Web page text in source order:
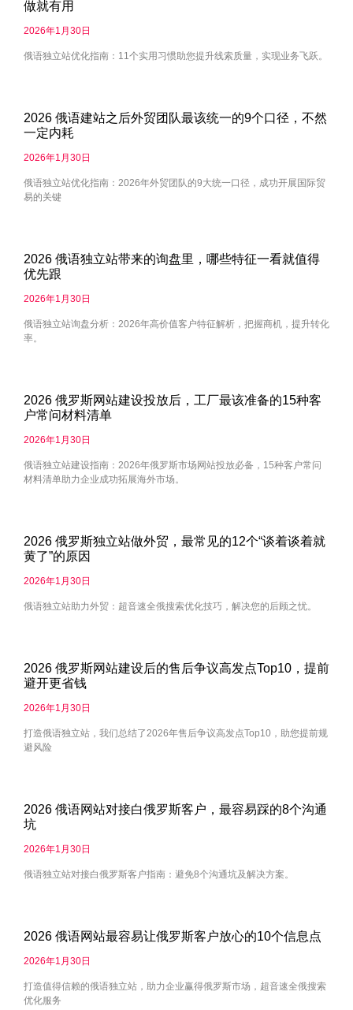
做就有用
2026年1月30日
俄语独立站优化指南：11个实用习惯助您提升线索质量，实现业务飞跃。
2026 俄语建站之后外贸团队最该统一的9个口径，不然
一定内耗
2026年1月30日
俄语独立站优化指南：2026年外贸团队的9大统一口径，成功开展国际贸
易的关键
2026 俄语独立站带来的询盘里，哪些特征一看就值得
优先跟
2026年1月30日
俄语独立站询盘分析：2026年高价值客户特征解析，把握商机，提升转化
率。
2026 俄罗斯网站建设投放后，工厂最该准备的15种客
户常问材料清单
2026年1月30日
俄语独立站建设指南：2026年俄罗斯市场网站投放必备，15种客户常问
材料清单助力企业成功拓展海外市场。
2026 俄罗斯独立站做外贸，最常见的12个“谈着谈着就
黄了”的原因
2026年1月30日
俄语独立站助力外贸：超音速全俄搜索优化技巧，解决您的后顾之忧。
2026 俄罗斯网站建设后的售后争议高发点Top10，提前
避开更省钱
2026年1月30日
打造俄语独立站，我们总结了2026年售后争议高发点Top10，助您提前规
避风险
2026 俄语网站对接白俄罗斯客户，最容易踩的8个沟通
坑
2026年1月30日
俄语独立站对接白俄罗斯客户指南：避免8个沟通坑及解决方案。
2026 俄语网站最容易让俄罗斯客户放心的10个信息点
2026年1月30日
打造值得信赖的俄语独立站，助力企业赢得俄罗斯市场，超音速全俄搜索
优化服务